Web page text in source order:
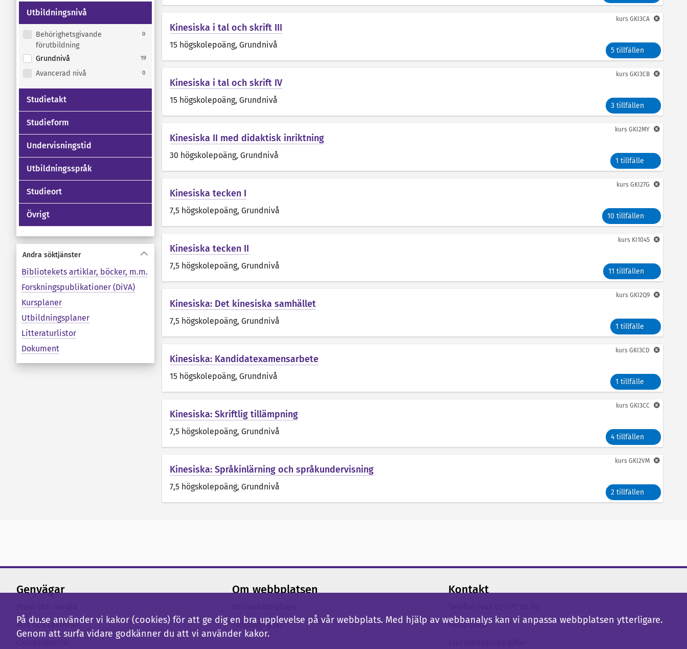
Utbildningsnivå
Behörighetsgivande
förutbildning
0
Grundnivå 19
Avancerad nivå 0
Studietakt
Studieform
Undervisningstid
Utbildningsspråk
Studieort
Övrigt
Andra söktjänster
Bibliotekets artiklar, böcker, m.m.
Forskningspublikationer (DiVA)
Kursplaner
Utbildningsplaner
Litteraturlistor
Dokument
Kinesiska i tal och skrift III
15 högskolepoäng, Grundnivå
5 tillfällen
kurs GKI3CA
Kinesiska i tal och skrift IV
15 högskolepoäng, Grundnivå
3 tillfällen
kurs GKI3CB
Kinesiska II med didaktisk inriktning
30 högskolepoäng, Grundnivå
1 tillfälle
kurs GKI2MY
Kinesiska tecken I
7,5 högskolepoäng, Grundnivå
10 tillfällen
kurs GKI27G
Kinesiska tecken II
7,5 högskolepoäng, Grundnivå
11 tillfällen
kurs KI1045
Kinesiska: Det kinesiska samhället
7,5 högskolepoäng, Grundnivå
1 tillfälle
kurs GKI2Q9
Kinesiska: Kandidatexamensarbete
15 högskolepoäng, Grundnivå
1 tillfälle
kurs GKI3CD
Kinesiska: Skriftlig tillämpning
7,5 högskolepoäng, Grundnivå
4 tillfällen
kurs GKI3CC
Kinesiska: Språkinlärning och språkundervisning
7,5 högskolepoäng, Grundnivå
2 tillfällen
kurs GKI2VM
Genvägar
Kris och säkerhet
Om webbplatsen
Tillgänglighet
Kontakt
Hjälpsidor
På du.se använder vi kakor (cookies) för att ge dig en bra upplevelse på vår webbplats. Med hjälp av webbanalys kan vi anpassa webbplatsen ytterligare.
Genom att surfa vidare godkänner du att vi använder kakor.